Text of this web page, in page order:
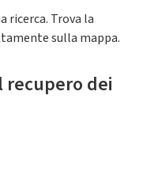
ricerca. Trova la
sulla mappa.
recupero dei